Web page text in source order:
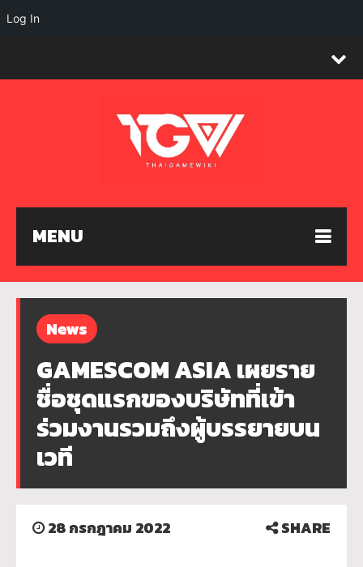
MENU
News
GAMESCOM ASIA เผยราย
ชื่อชุดแรกของบริษัทที่เข้า
ร่วมงานรวมถึงผู้บรรยายบน
เวที
28 กรกฎาคม 2022 SHARE
Log In